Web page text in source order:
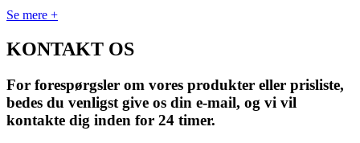
Se mere +
KONTAKT OS
For forespørgsler om vores produkter eller prisliste,
bedes du venligst give os din e-mail, og vi vil
kontakte dig inden for 24 timer.